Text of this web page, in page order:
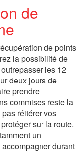
de
de points
la possibilité de
les 12
deux jours de
prendre
commises reste la
réitérer vos
sur la route.
un
durant